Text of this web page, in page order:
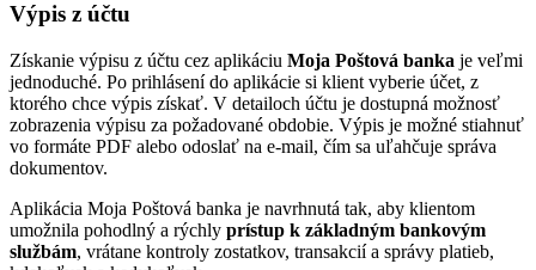
Výpis z účtu
Získanie výpisu z účtu cez aplikáciu Moja Poštová banka je veľmi
jednoduché. Po prihlásení do aplikácie si klient vyberie účet, z
ktorého chce výpis získať. V detailoch účtu je dostupná možnosť
zobrazenia výpisu za požadované obdobie. Výpis je možné stiahnuť
vo formáte PDF alebo odoslať na e-mail, čím sa uľahčuje správa
dokumentov.
Aplikácia Moja Poštová banka je navrhnutá tak, aby klientom
umožnila pohodlný a rýchly prístup k základným bankovým
službám, vrátane kontroly zostatkov, transakcií a správy platieb,